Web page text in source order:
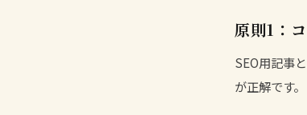
原則1：
SEO用記事
が正解です。